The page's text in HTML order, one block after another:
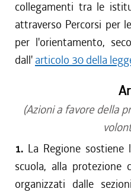
collegamenti tra le
attraverso Percorsi per
per l'orientamento,
dall' articolo 30 della
(Azioni a favore della
1. La Regione
scuola, alla protezione
organizzati dalle